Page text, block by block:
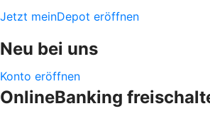
Jetzt meinDepot eröffnen
Neu bei uns
Konto eröffnen
OnlineBanking